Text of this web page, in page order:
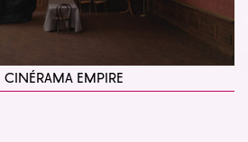
CINÉRAMA EMPIRE